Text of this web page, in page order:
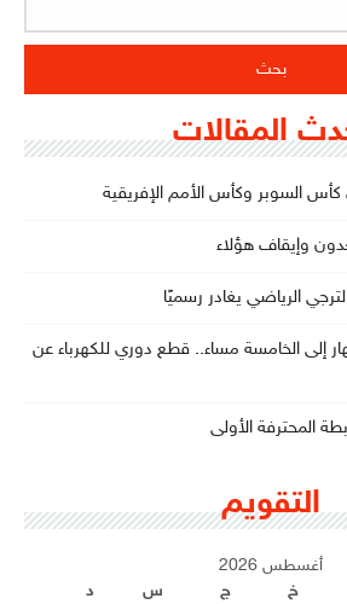
المقالات
السوبر وكأس الأمم الإفريقية
وإيقاف هؤلاء
الرياضي يغادر رسميًا
إلى الخامسة مساء.. قطع دوري للكهرباء عن
المحترفة الأولى
التقويم
أغسطس 2026
خ ج س
د